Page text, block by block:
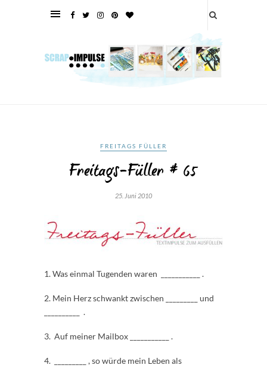
FREITAGS FÜLLER
Freitags-Füller # 65
25. Juni 2010
1. Was einmal Tugenden waren ___________ .
2. Mein Herz schwankt zwischen _________ und
__________ .
3. Auf meiner Mailbox ___________ .
4. _________ , so würde mein Leben als